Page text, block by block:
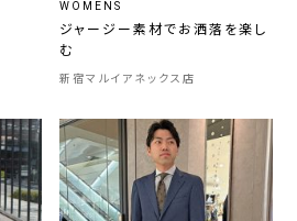
WOMENS
ジャージー素材でお洒落を楽し
む
新宿マルイアネックス店